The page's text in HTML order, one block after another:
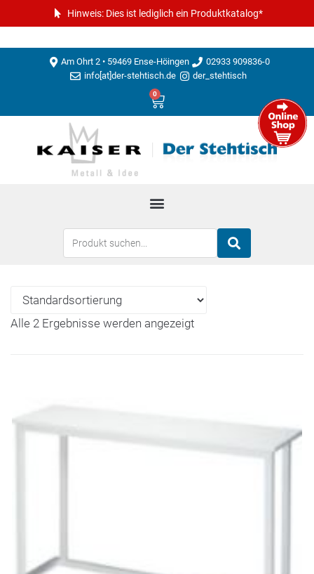
Hinweis: Dies ist lediglich ein Produktkatalog*
Am Ohrt 2 • 59469 Ense-Höingen
02933 909836-0
info[at]der-stehtisch.de
der_stehtisch
0
Alle 2 Ergebnisse werden angezeigt